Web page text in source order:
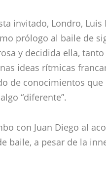
invitado, Londro,
prólogo al baile de
y decidida ella,
ideas rítmicas
de conocimientos
“diferente”.
con Juan Diego al
baile, a pesar de la